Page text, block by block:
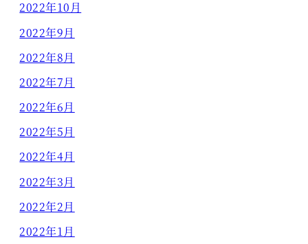
2022年10月
2022年9月
2022年8月
2022年7月
2022年6月
2022年5月
2022年4月
2022年3月
2022年2月
2022年1月